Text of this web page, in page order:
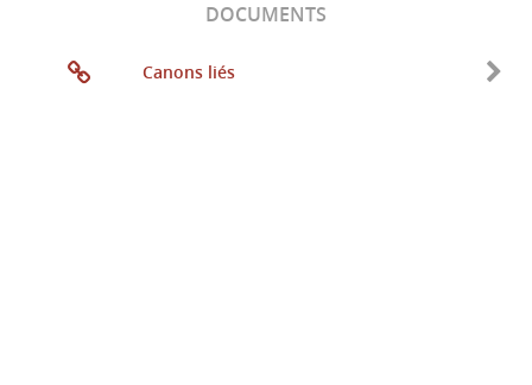
DOCUMENTS
Canons liés